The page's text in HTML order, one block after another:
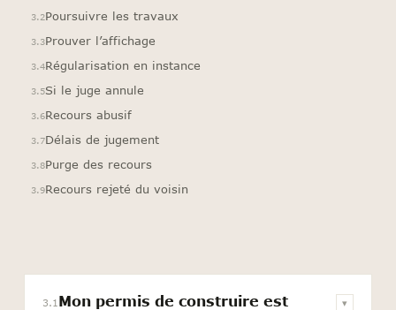
3.2Poursuivre les travaux
3.3Prouver l’affichage
3.4Régularisation en instance
3.5Si le juge annule
3.6Recours abusif
3.7Délais de jugement
3.8Purge des recours
3.9Recours rejeté du voisin
3.1 Mon permis de construire est
▾